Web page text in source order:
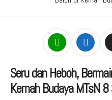
Visi Misi Madrasah
Struktur Organisasi
Guru dan Tenaga Kependidikan
Kalender Akademik TP. 2024/
Jadwal Pembelajaran TP.
Galeri Berita
Foto
Video
Aplikasi Madrasah
E-Learning Madrasah
Rapor Digital Madrasah
PMBM
Informasi PMBM
Perpustakaan Madyadesta
Seru dan Heboh,
Kemah Budaya MTsN